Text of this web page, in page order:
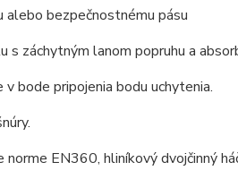
bezpečnostnému pásu
záchytným lanom popruhu a
bode pripojenia bodu uchytenia.
EN360, hliníkový dvojčinný